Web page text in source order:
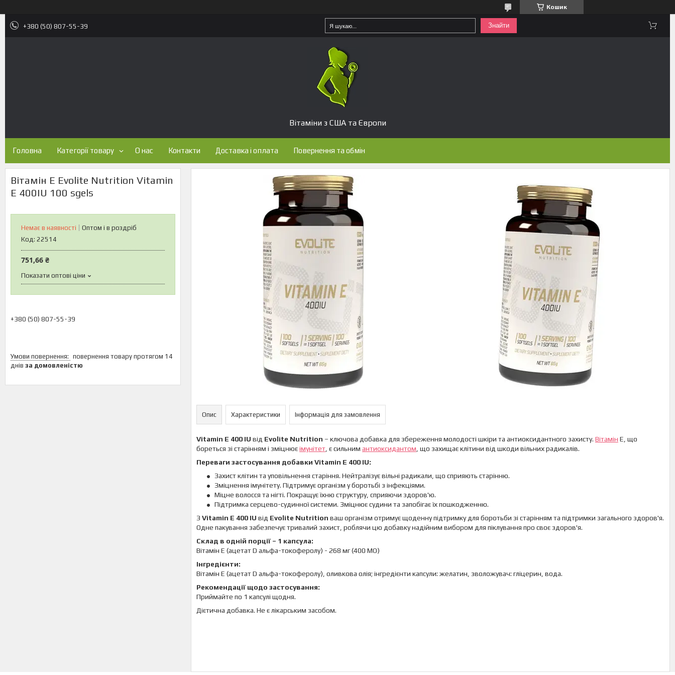
Кошик
+380 (50) 807-55-39 Знайти
Вітаміни з США та Європи
Головна Категорії товару О нас Контакти Доставка і оплата Повернення та обмін
Вітамін Е Evolite Nutrition Vitamin
E 400IU 100 sgels
Немає в наявності
Оптом і в роздріб
Код: 22514
751,66 ₴
Показати оптові ціни
+380 (50) 807-55-39
повернення товару протягом 14
днів за домовленістю
Опис Характеристики Інформація для замовлення
Vitamin E 400 IU від Evolite Nutrition – ключова добавка для збереження молодості шкіри та антиоксидантного захисту. Вітамін E, що
бореться зі старінням і зміцнюєімунітет , є сильним антиоксидантом , що захищає клітини від шкоди вільних радикалів.
Переваги застосування добавки Vitamin E 400 IU:
Захист клітин та уповільнення старіння. Нейтралізує вільні радикали, що сприяють старінню.
Зміцнення імунітету. Підтримує організм у боротьбі з інфекціями.
Міцне волосся та нігті. Покращує їхню структуру, сприяючи здоров'ю.
Підтримка серцево-судинної системи. Зміцнює судини та запобігає їх пошкодженню.
З Vitamin E 400 IU від Evolite Nutrition ваш організм отримує щоденну підтримку для боротьби зі старінням та підтримки загального здоров'я.
Одне пакування забезпечує тривалий захист, роблячи цю добавку надійним вибором для піклування про своє здоров'я.
Склад в одній порції – 1 капсула:
Вітамін Е (ацетат D альфа-токоферолу) - 268 мг (400 МО)
Інгредієнти:
Вітамін Е (ацетат D альфа-токоферолу), оливкова олія; інгредієнти капсули: желатин, зволожувач: гліцерин, вода.
Рекомендації щодо застосування:
Приймайте по 1 капсулі щодня.
Дієтична добавка. Не є лікарським засобом.